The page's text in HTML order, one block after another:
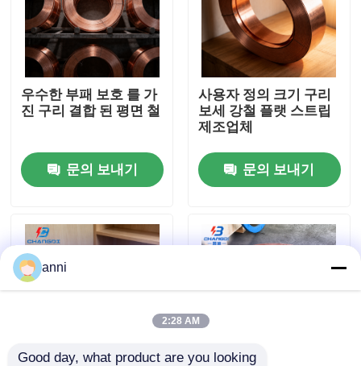
회사 소개
공장 투어
품질 관리
뉴스
견적 요청
우수한 부패 보호 를 가
진 구리 결합 된 평면 철
문의 보내기
사용자 정의 크기 구리
보세 강철 플랫 스트립
제조업체
문의 보내기
anni
2:28 AM
Good day, what product are you looking